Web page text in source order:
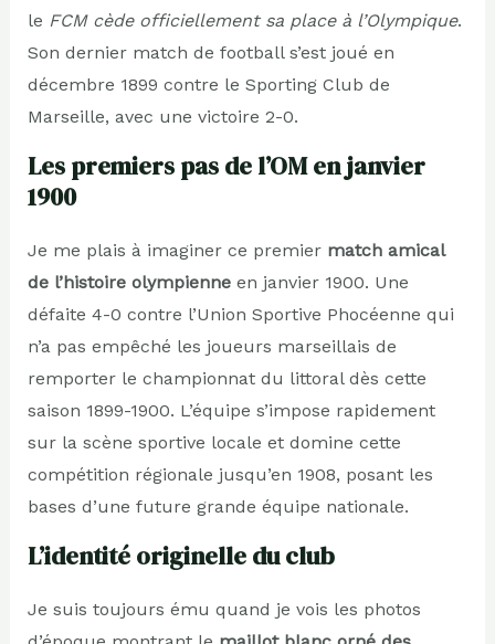
le FCM cède officiellement sa place à l’Olympique.
Son dernier match de football s’est joué en
décembre 1899 contre le Sporting Club de
Marseille, avec une victoire 2-0.
Les premiers pas de l’OM en janvier
1900
Je me plais à imaginer ce premier match amical
de l’histoire olympienneen janvier 1900. Une
défaite 4-0 contre l’Union Sportive Phocéenne qui
n’a pas empêché les joueurs marseillais de
remporter le championnat du littoral dès cette
saison 1899-1900. L’équipe s’impose rapidement
sur la scène sportive locale et domine cette
compétition régionale jusqu’en 1908, posant les
bases d’une future grande équipe nationale.
L’identité originelle du club
Je suis toujours ému quand je vois les photos